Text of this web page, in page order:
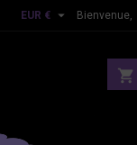
Bienvenue,
EUR € 
shopping_cart